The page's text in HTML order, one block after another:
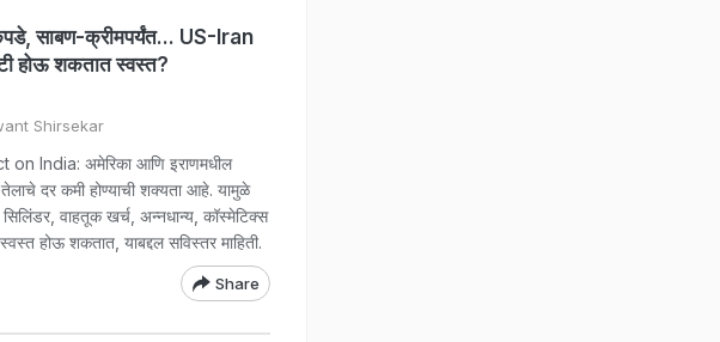
साबण-क्रीमपर्यंत... US-Iran
होऊ शकतात स्वस्त?
Shirsekar
India: अमेरिका आणि इराणमधील
तेलाचे दर कमी होण्याची शक्यता आहे. यामुळे
वाहतूक खर्च, अन्नधान्य, कॉस्मेटिक्स
होऊ शकतात, याबद्दल सविस्तर माहिती.
Share